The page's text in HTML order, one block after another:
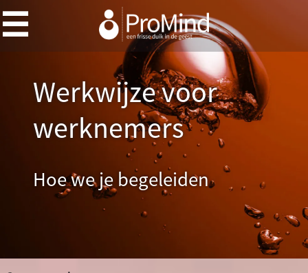
Werkwijze voor
werknemers
Hoe we je begeleiden